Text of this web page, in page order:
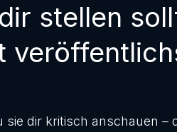
stellen
dir kritisch anschauen –